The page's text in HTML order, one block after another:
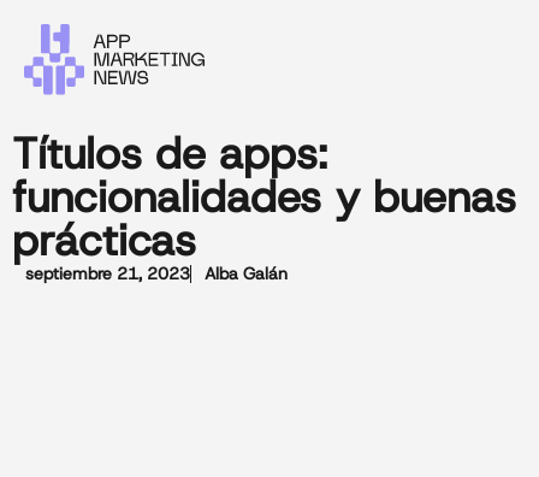
Títulos de apps:
funcionalidades y buenas
prácticas
septiembre 21, 2023 Alba Galán